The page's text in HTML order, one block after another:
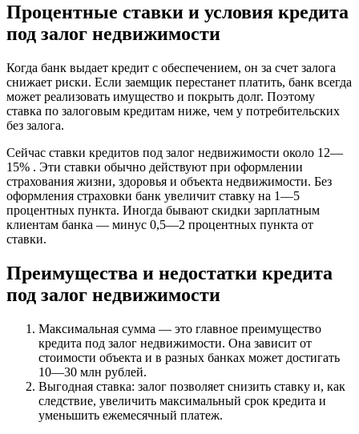
Процентные ставки и условия кредита
под залог недвижимости
Когда банк выдает кредит с обеспечением, он за счет залога
снижает риски. Если заемщик перестанет платить, банк всегда
может реализовать имущество и покрыть долг. Поэтому
ставка по залоговым кредитам ниже, чем у потребительских
без залога.
Сейчас ставки кредитов под залог недвижимости около 12—
15% . Эти ставки обычно действуют при оформлении
страхования жизни, здоровья и объекта недвижимости. Без
оформления страховки банк увеличит ставку на 1—5
процентных пункта. Иногда бывают скидки зарплатным
клиентам банка — минус 0,5—2 процентных пункта от
ставки.
Преимущества и недостатки кредита
под залог недвижимости
Максимальная сумма — это главное преимущество
кредита под залог недвижимости. Она зависит от
стоимости объекта и в разных банках может достигать
10—30 млн рублей.
Выгодная ставка: залог позволяет снизить ставку и, как
следствие, увеличить максимальный срок кредита и
уменьшить ежемесячный платеж.